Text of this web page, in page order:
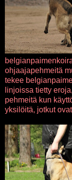
ohjaajapehmeitä
tekee
linjoissa tietty
pehmeitä kun
yksilöitä, jotkut